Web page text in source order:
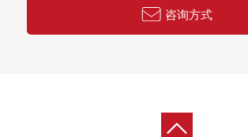
・各层垃圾站有(扔垃圾可24小时)
咨询方式